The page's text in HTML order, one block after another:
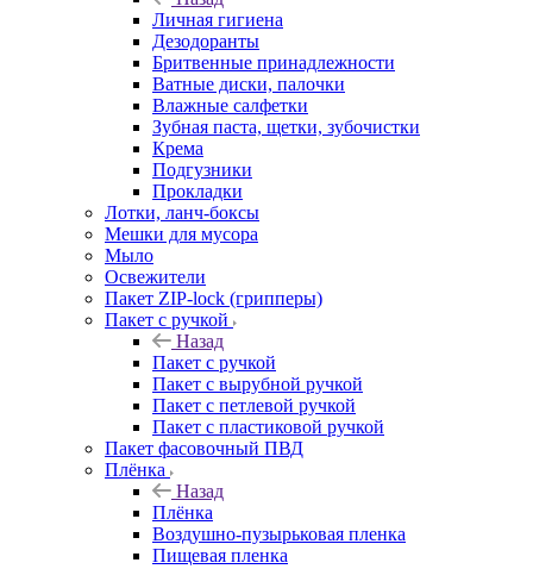
Личная гигиена
Дезодоранты
Бритвенные принадлежности
Ватные диски, палочки
Влажные салфетки
Зубная паста, щетки, зубочистки
Крема
Подгузники
Прокладки
Лотки, ланч-боксы
Мешки для мусора
Мыло
Освежители
Пакет ZIP-lock (грипперы)
Пакет с ручкой
Назад
Пакет с ручкой
Пакет с вырубной ручкой
Пакет с петлевой ручкой
Пакет с пластиковой ручкой
Пакет фасовочный ПВД
Плёнка
Назад
Плёнка
Воздушно-пузырьковая пленка
Пищевая пленка